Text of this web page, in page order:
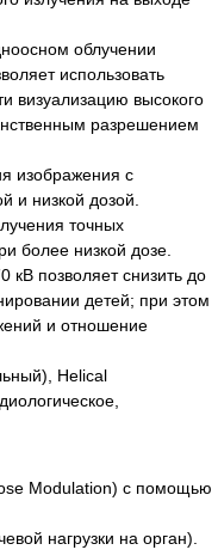
облучении
использовать
визуализацию высокого
разрешением
изображения с
и низкой дозой.
точных
более низкой дозе.
позволяет снизить до
детей; при этом
и отношение
Helical
Modulation) с помощью
нагрузки на орган).